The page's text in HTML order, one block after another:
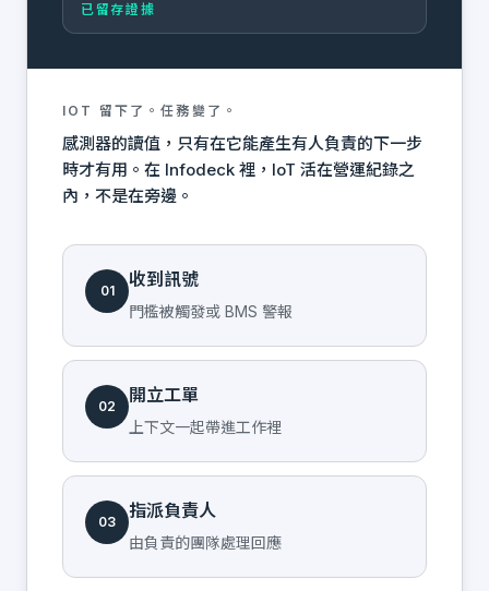
已留存證據
IOT 留下了。任務變了。
感測器的讀值，只有在它能產生有人負責的下一步
時才有用。在 Infodeck 裡，IoT 活在營運紀錄之
內，不是在旁邊。
01
收到訊號
門檻被觸發或 BMS 警報
02
開立工單
上下文一起帶進工作裡
03
指派負責人
由負責的團隊處理回應